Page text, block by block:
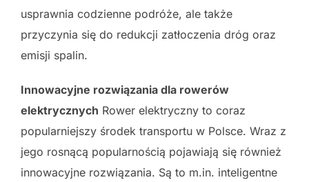
usprawnia codzienne podróże, ale także
przyczynia się do redukcji zatłoczenia dróg oraz
emisji spalin.
Innowacyjne rozwiązania dla rowerów
elektrycznych Rower elektryczny to coraz
popularniejszy środek transportu w Polsce. Wraz z
jego rosnącą popularnością pojawiają się również
innowacyjne rozwiązania. Są to m.in. inteligentne